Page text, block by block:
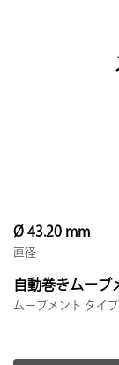
Ø 43.20 mm
直径
自動巻きムーブ
ムーブメント タイプ